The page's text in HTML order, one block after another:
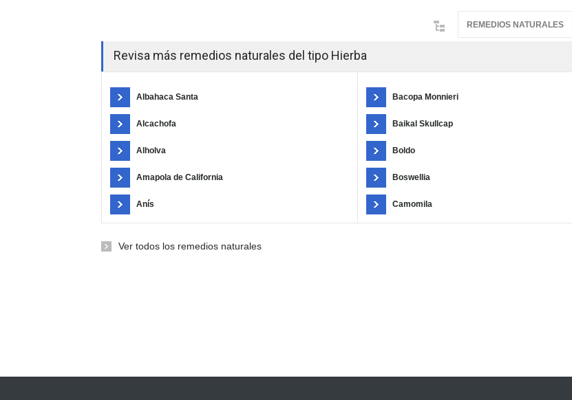
REMEDIOS NATURALES
Revisa más remedios naturales del tipo Hierba
Albahaca Santa
Alcachofa
Alholva
Amapola de California
Anís
Bacopa Monnieri
Baikal Skullcap
Boldo
Boswellia
Camomila
Ver todos los remedios naturales